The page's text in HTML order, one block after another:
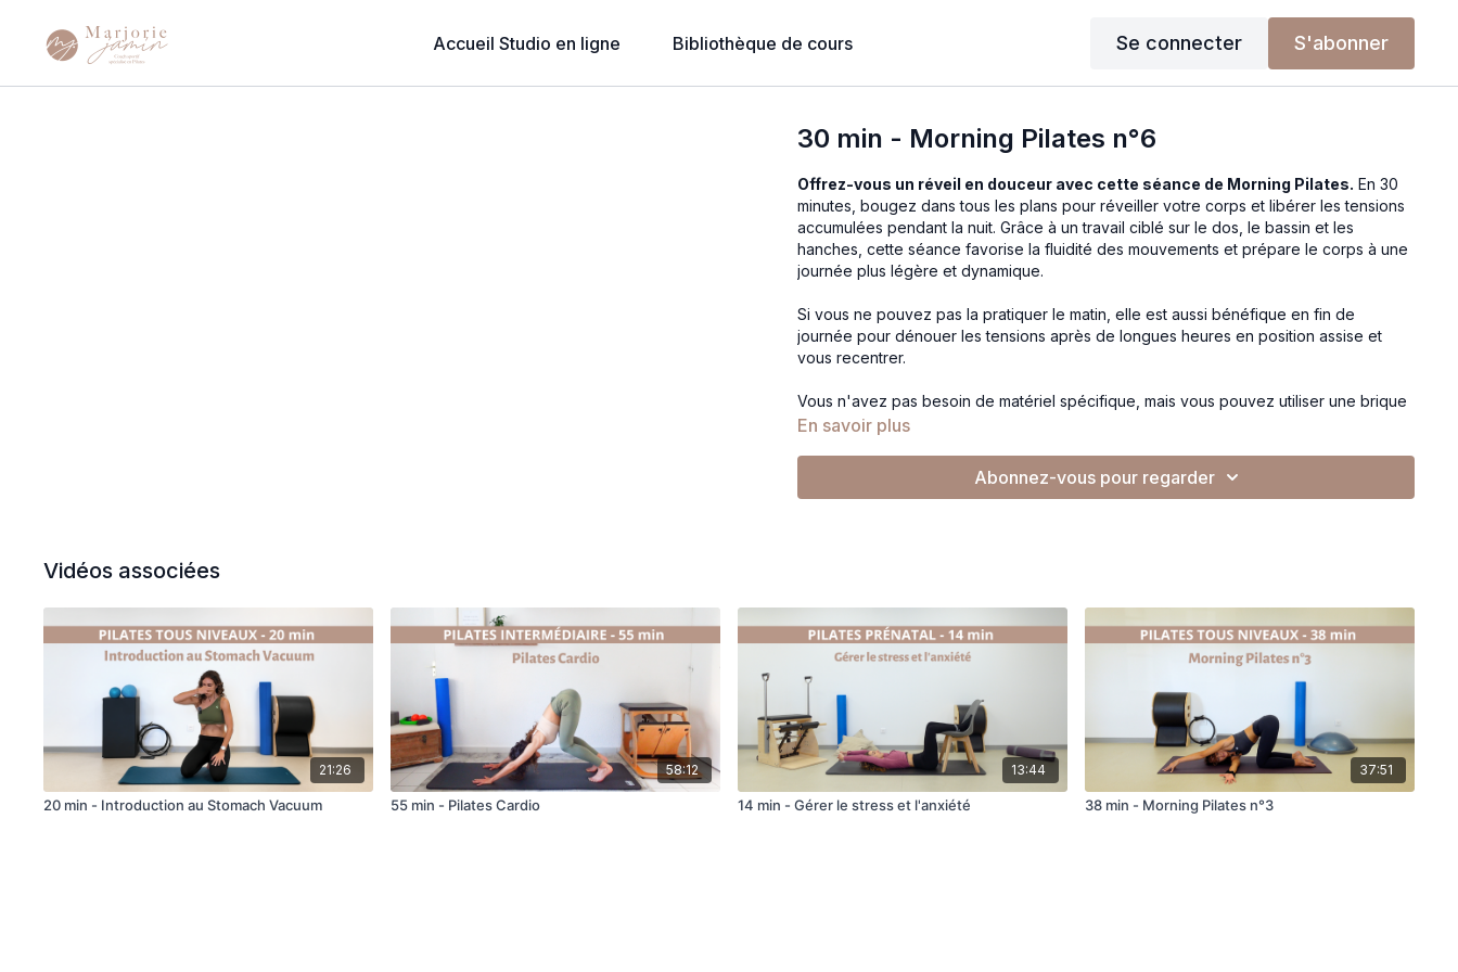
Accueil Studio en ligne Bibliothèque de cours Se connecter S'abonner
30 min - Morning Pilates n°6
Offrez-vous un réveil en douceur avec cette séance de Morning Pilates. En 30
minutes, bougez dans tous les plans pour réveiller votre corps et libérer les tensions
accumulées pendant la nuit. Grâce à un travail ciblé sur le dos, le bassin et les
hanches, cette séance favorise la fluidité des mouvements et prépare le corps à une
journée plus légère et dynamique.
Si vous ne pouvez pas la pratiquer le matin, elle est aussi bénéfique en fin de
journée pour dénouer les tensions après de longues heures en position assise et
vous recentrer.
Vous n'avez pas besoin de matériel spécifique, mais vous pouvez utiliser une brique
si besoin pour ajuster votre posture assise et optimiser votre confort sur certains
En savoir plus
Abonnez-vous pour regarder
Vidéos associées
21:26
20 min - Introduction au Stomach Vacuum
58:12
55 min - Pilates Cardio
13:44
14 min - Gérer le stress et l'anxiété
37:51
38 min - Morning Pilates n°3